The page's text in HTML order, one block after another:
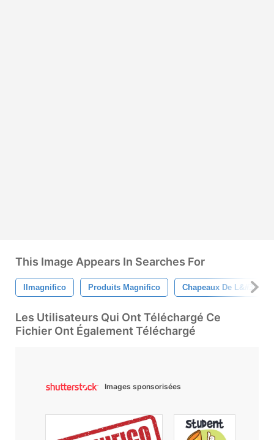
This Image Appears In Searches For
Ilmagnifico Produits Magnifico Chapeaux De
Les Utilisateurs Qui Ont Téléchargé Ce
Fichier Ont Également Téléchargé
Images sponsorisées